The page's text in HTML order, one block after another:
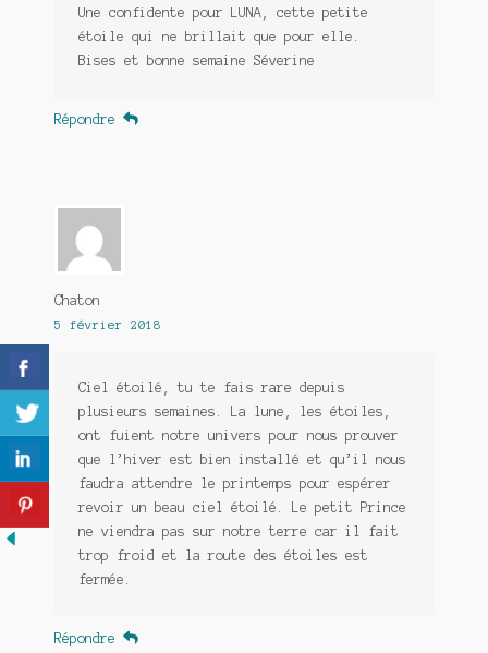
Une confidente pour LUNA, cette petite
étoile qui ne brillait que pour elle.
Bises et bonne semaine Séverine
Répondre
Chaton
5 février 2018
Ciel étoilé, tu te fais rare depuis
plusieurs semaines. La lune, les étoiles,
ont fuient notre univers pour nous prouver
que l’hiver est bien installé et qu’il nous
faudra attendre le printemps pour espérer
revoir un beau ciel étoilé. Le petit Prince
ne viendra pas sur notre terre car il fait
trop froid et la route des étoiles est
fermée.
Répondre